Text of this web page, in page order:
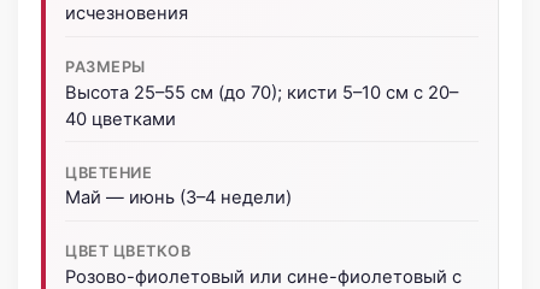
исчезновения
РАЗМЕРЫ
Высота 25–55 см (до 70); кисти 5–10 см с 20–
40 цветками
ЦВЕТЕНИЕ
Май — июнь (3–4 недели)
ЦВЕТ ЦВЕТКОВ
Розово-фиолетовый или сине-фиолетовый с